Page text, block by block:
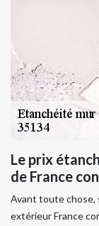
Le prix
de France
Avant toute chose,
extérieur France